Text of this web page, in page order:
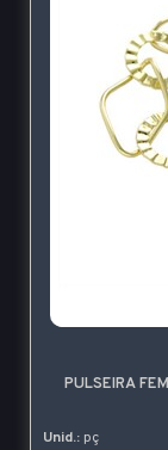
PULSEIRA
Unid.: pç